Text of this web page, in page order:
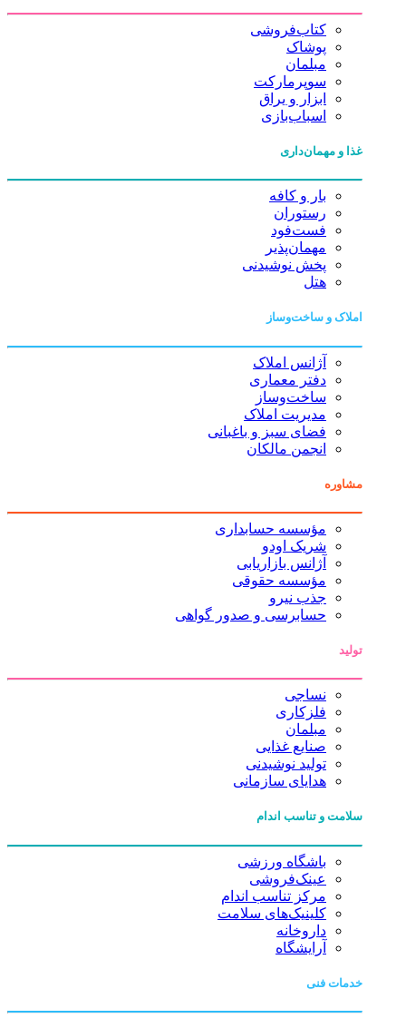
کتاب‌فروشی
پوشاک
مبلمان
سوپرمارکت
ابزار و یراق
اسباب‌بازی
غذا و مهمان‌داری
بار و کافه
رستوران
فست‌فود
مهمان‌پذیر
پخش نوشیدنی
هتل
املاک و ساخت‌وساز
آژانس املاک
دفتر معماری
ساخت‌وساز
مدیریت املاک
فضای سبز و باغبانی
انجمن مالکان
مشاوره
مؤسسه حسابداری
شریک اودو
آژانس بازاریابی
مؤسسه حقوقی
جذب نیرو
حسابرسی و صدور گواهی
تولید
نساجی
فلزکاری
مبلمان
صنایع غذایی
تولید نوشیدنی
هدایای سازمانی
سلامت و تناسب اندام
باشگاه ورزشی
عینک‌فروشی
مرکز تناسب اندام
کلینیک‌های سلامت
داروخانه
آرایشگاه
خدمات فنی